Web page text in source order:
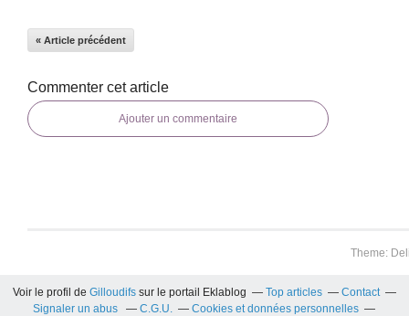
« Article précédent
Commenter cet article
Ajouter un commentaire
Theme:
Voir le profil de Gilloudifs sur le portail Eklablog Top articles
Contact
Signaler un abus
C.G.U.
Cookies et données personnelles